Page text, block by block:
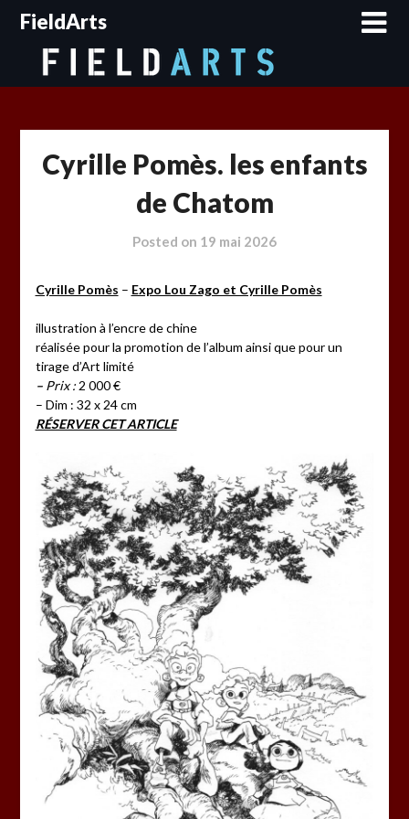
SkipFieldArts
Cyrille Pomès. les enfants
de Chatom
Posted on 19 mai 2026
Cyrille Pomès – Expo Lou Zago et Cyrille Pomès
illustration à l’encre de chine
réalisée pour la promotion de l’album ainsi que pour un
tirage d’Art limité
– Prix : 2 000 €
– Dim : 32 x 24 cm
RÉSERVER CET ARTICLE